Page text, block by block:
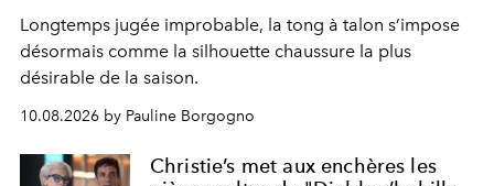
Longtemps jugée improbable, la tong à talon s’impose
désormais comme la silhouette chaussure la plus
désirable de la saison.
10.08.2026 by Pauline Borgogno
Christie’s met aux enchères les